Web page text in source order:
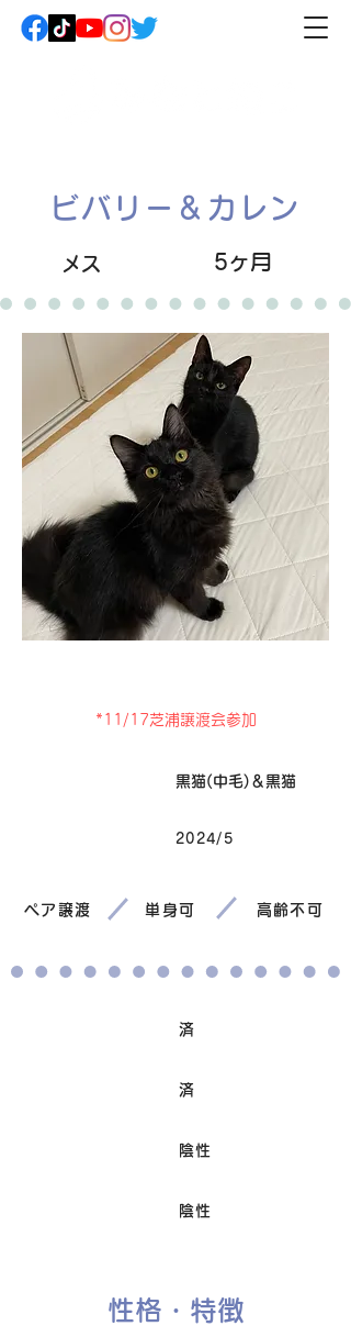
ビバリー＆カレン
メス 5ヶ月
*11/17芝浦譲渡会参加
黒猫(中毛)＆黒猫
2024/5
ペア譲渡 単身可 高齢不可
済
済
陰性
陰性
性格・特徴